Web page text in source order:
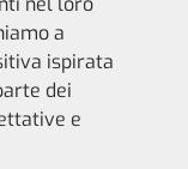
a
ispirata
dei
e